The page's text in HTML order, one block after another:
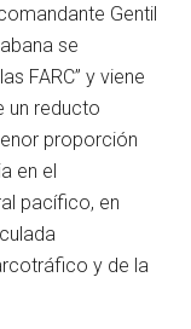
Gentil
se
FARC” y viene
un reducto
proporción
en el
pacífico, en
y de la